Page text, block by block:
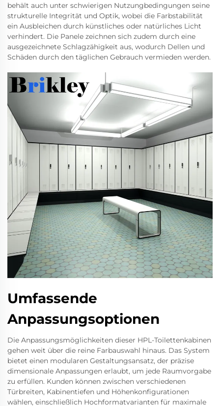
behält auch unter schwierigen Nutzungbedingungen seine
strukturelle Integrität und Optik, wobei die Farbstabilität
ein Ausbleichen durch künstliches oder natürliches Licht
verhindert. Die Panele zeichnen sich zudem durch eine
ausgezeichnete Schlagzähigkeit aus, wodurch Dellen und
Schäden durch den täglichen Gebrauch vermieden werden.
Umfassende
Anpassungsoptionen
Die Anpassungsmöglichkeiten dieser HPL-Toilettenkabinen
gehen weit über die reine Farbauswahl hinaus. Das System
bietet einen modularen Gestaltungsansatz, der präzise
dimensionale Anpassungen erlaubt, um jede Raumvorgabe
zu erfüllen. Kunden können zwischen verschiedenen
Türbreiten, Kabinentiefen und Höhenkonfigurationen
wählen, einschließlich Hochformatvarianten für maximale